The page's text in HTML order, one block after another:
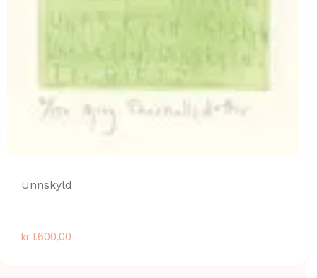
Unnskyld
kr 1.600,00